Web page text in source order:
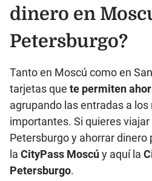
dinero en
Petersburgo?
Tanto en Moscú como en
tarjetas que te permiten
agrupando las entradas a
importantes. Si quieres viajar
Petersburgo y ahorrar
la CityPass Moscúy aquí la
Petersburgo.